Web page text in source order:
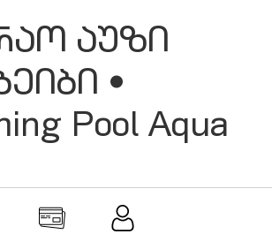
აუზი
•
Pool Aqua
50 კომპანია